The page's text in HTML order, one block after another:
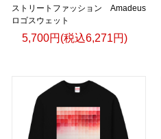
ストリートファッション Amadeus
ロゴスウェット
5,700円(税込6,271円)